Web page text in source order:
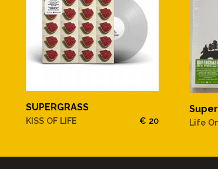
SUPERGRASS
KISS OF LIFE € 20 Life